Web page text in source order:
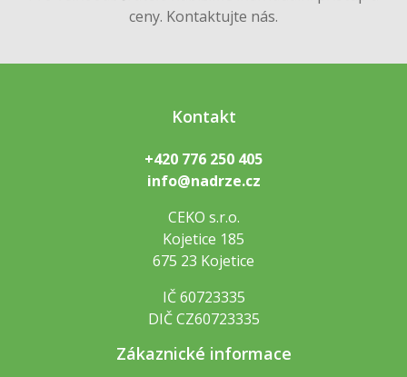
ceny. Kontaktujte nás.
Kontakt
+420 776 250 405
info@nadrze.cz
CEKO s.r.o.
Kojetice 185
675 23 Kojetice
IČ 60723335
DIČ CZ60723335
Zákaznické informace